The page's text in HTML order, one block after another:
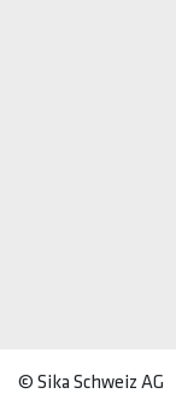
© Sika Schweiz AG